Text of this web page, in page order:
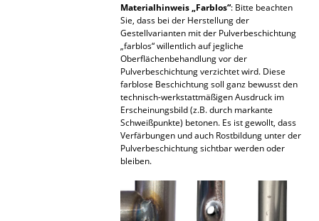
Figuren & Miniaturen
Materialhinweis „Farblos“: Bitte beachten
Sie, dass bei der Herstellung der
Gestellvarianten mit der Pulverbeschichtung
„farblos“ willentlich auf jegliche
Oberflächenbehandlung vor der
Pulverbeschichtung verzichtet wird. Diese
farblose Beschichtung soll ganz bewusst den
technisch-werkstattmäßigen Ausdruck im
Erscheinungsbild (z.B. durch markante
Schweißpunkte) betonen. Es ist gewollt, dass
Verfärbungen und auch Rostbildung unter der
Pulverbeschichtung sichtbar werden oder
bleiben.